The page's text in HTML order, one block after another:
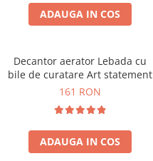
ADAUGA IN COS
Decantor aerator Lebada cu
bile de curatare Art statement
161 RON
ADAUGA IN COS